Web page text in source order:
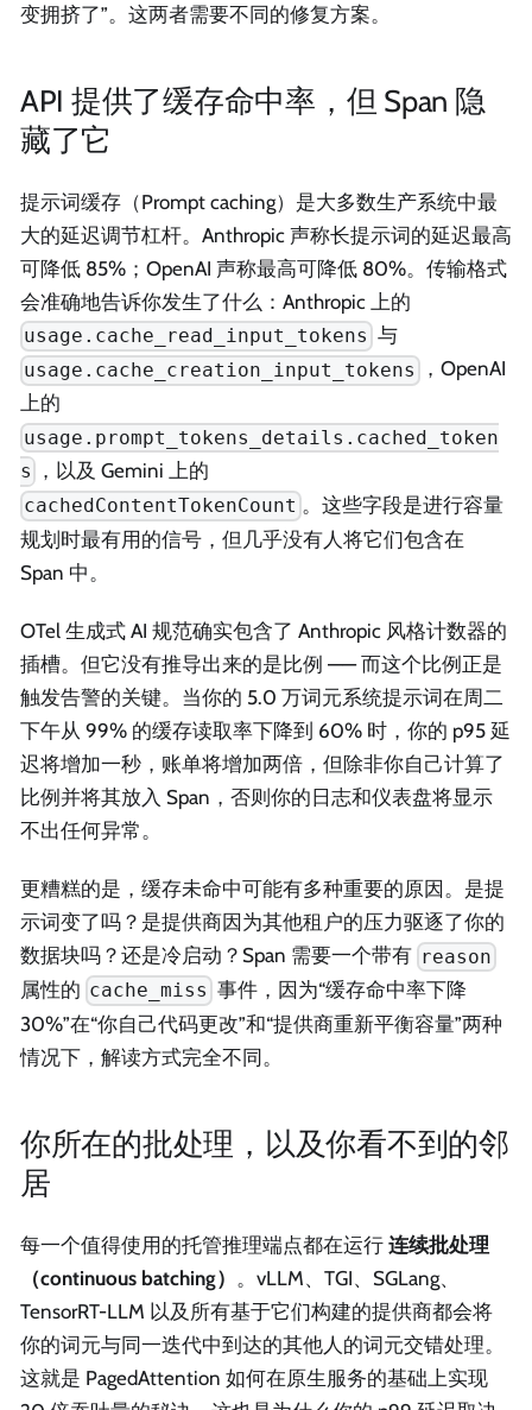
变拥挤了”。这两者需要不同的修复方案。
API 提供了缓存命中率，但 Span 隐
藏了它
提示词缓存（Prompt caching）是大多数生产系统中最
大的延迟调节杠杆。Anthropic 声称长提示词的延迟最高
可降低 85%；OpenAI 声称最高可降低 80%。传输格式
会准确地告诉你发生了什么：Anthropic 上的
usage.cache_read_input_tokens 与
usage.cache_creation_input_tokens
，OpenAI
上的
usage.prompt_tokens_details.cached_token
s
，以及 Gemini 上的
cachedContentTokenCount 。这些字段是进行容量
规划时最有用的信号，但几乎没有人将它们包含在
Span 中。
OTel 生成式 AI 规范确实包含了 Anthropic 风格计数器的
插槽。但它没有推导出来的是比例 —— 而这个比例正是
触发告警的关键。当你的 5.0 万词元系统提示词在周二
下午从 99% 的缓存读取率下降到 60% 时，你的 p95 延
迟将增加一秒，账单将增加两倍，但除非你自己计算了
比例并将其放入 Span，否则你的日志和仪表盘将显示
不出任何异常。
更糟糕的是，缓存未命中可能有多种重要的原因。是提
示词变了吗？是提供商因为其他租户的压力驱逐了你的
数据块吗？还是冷启动？Span 需要一个带有 reason
属性的 cache_miss 事件，因为“缓存命中率下降
30%”在“你自己代码更改”和“提供商重新平衡容量”两种
情况下，解读方式完全不同。
你所在的批处理，以及你看不到的邻
居
每一个值得使用的托管推理端点都在运行 连续批处理
（continuous batching） 。vLLM、TGI、SGLang、
TensorRT-LLM 以及所有基于它们构建的提供商都会将
你的词元与同一迭代中到达的其他人的词元交错处理。
这就是 PagedAttention 如何在原生服务的基础上实现